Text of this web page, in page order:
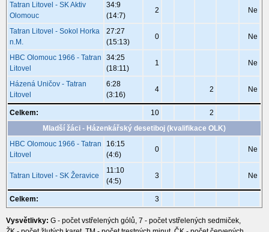
Tatran Litovel - SK Aktiv
Olomouc
34:9
(14:7)
2 Ne
Tatran Litovel - Sokol Horka
n.M.
27:27
(15:13)
0 Ne
HBC Olomouc 1966 - Tatran
Litovel
34:25
(18:11)
1 Ne
Házená Uničov - Tatran
Litovel
6:28
(3:16)
4 2 Ne
Celkem: 10
2
Mladší žáci - Házenkářský desetiboj (kvalifikace OLK)
HBC Olomouc 1966 - Tatran
Litovel
16:15
(4:6)
0 Ne
Tatran Litovel - SK Žeravice
11:10
(4:5)
3 Ne
Celkem: 3
Vysvětlivky: G - počet vstřelených gólů, 7 - počet vstřelených sedmiček,